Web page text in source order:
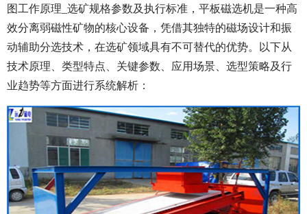
图工作原理_选矿规格参数及执行标准，平板磁选机是一种高
效分离弱磁性矿物的核心设备，凭借其独特的磁场设计和振
动辅助分选技术，在选矿领域具有不可替代的优势。以下从
技术原理、类型特点、关键参数、应用场景、选型策略及行
业趋势等方面进行系统解析：